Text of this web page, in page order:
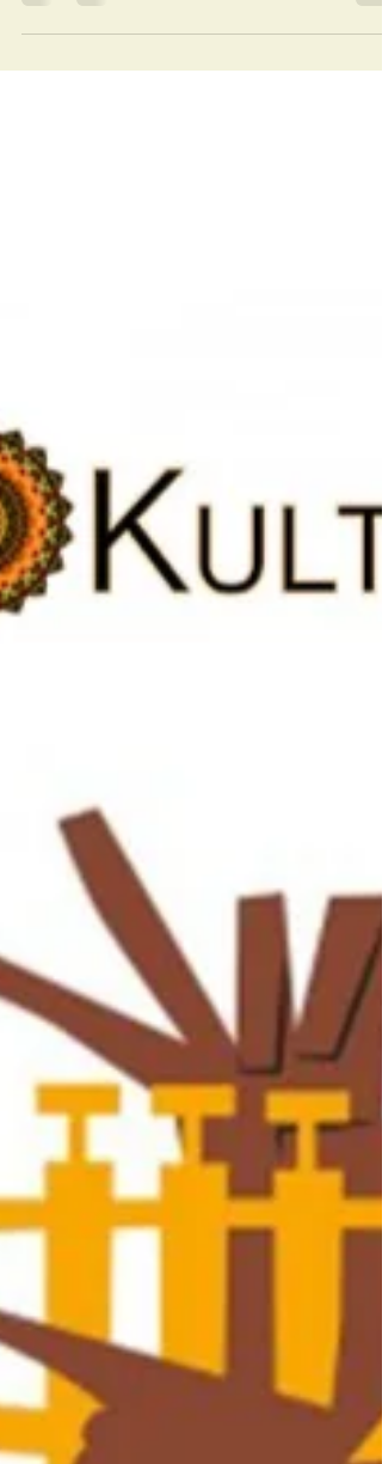
Vallarta, Oaxaca, el extinto Distrito Federal,